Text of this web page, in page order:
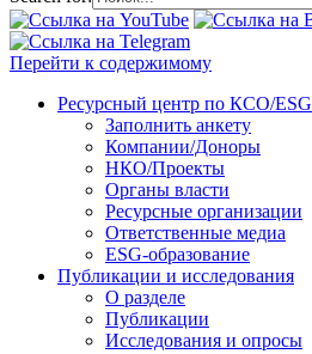
Перейти к содержимому
Ресурсный центр по КСО/ESG
Заполнить анкету
Компании/Доноры
НКО/Проекты
Органы власти
Ресурсные организации
Ответственные медиа
ESG-образование
Публикации и исследования
О разделе
Публикации
Исследования и опросы